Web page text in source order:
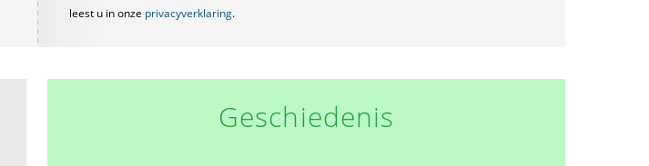
leest u in onze privacyverklaring.
Geschiedenis